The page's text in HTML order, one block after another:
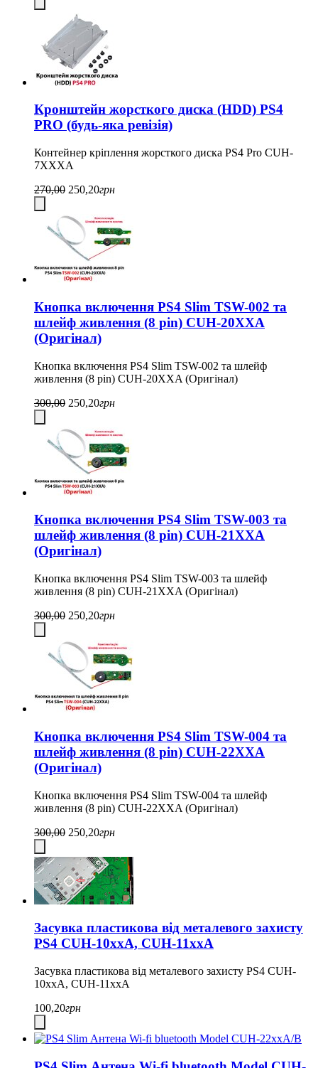
Кронштейн жорсткого диска (HDD) PS4
PRO (будь-яка ревізія)
Контейнер кріплення жорсткого диска PS4 Pro CUH-
7XXXA
270,00 250,20грн
Кнопка включення PS4 Slim TSW-002 та
шлейф живлення (8 pin) CUH-20XXA
(Оригінал)
Кнопка включення PS4 Slim TSW-002 та шлейф
живлення (8 pin) CUH-20XXA (Оригінал)
300,00 250,20грн
Кнопка включення PS4 Slim TSW-003 та
шлейф живлення (8 pin) CUH-21XXA
(Оригінал)
Кнопка включення PS4 Slim TSW-003 та шлейф
живлення (8 pin) CUH-21XXA (Оригінал)
300,00 250,20грн
Кнопка включення PS4 Slim TSW-004 та
шлейф живлення (8 pin) CUH-22XXA
(Оригінал)
Кнопка включення PS4 Slim TSW-004 та шлейф
живлення (8 pin) CUH-22XXA (Оригінал)
300,00 250,20грн
Засувка пластикова від металевого захисту
PS4 CUH-10xxA, CUH-11xxA
Засувка пластикова від металевого захисту PS4 CUH-
10xxA, CUH-11xxA
100,20грн